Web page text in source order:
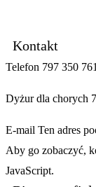
Kontakt
Telefon 797 350 761
Dyżur dla chorych
E-mail Ten adres
Aby go zobaczyć,
JavaScript.